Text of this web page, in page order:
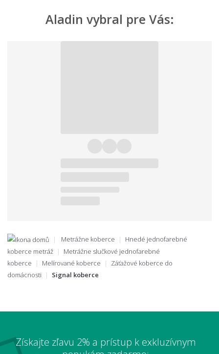
Aladin vybral pre Vás:
Metrážne koberce
Hnedé jednofarebné
koberce metráž
Metrážne slučkové jednofarebné
koberce
Melírované koberce
Záťažové koberce do
domácnosti
Signal koberce
Získajte zľavu 2% a prístup k exkluzívnym